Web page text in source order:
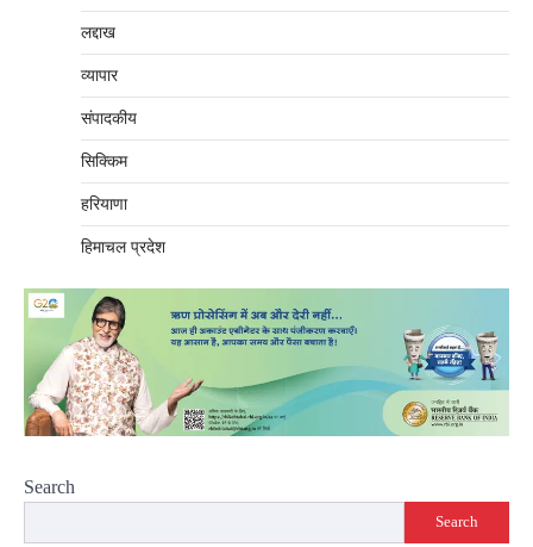
लद्दाख
व्यापार
संपादकीय
सिक्किम
हरियाणा
हिमाचल प्रदेश
Search
Search